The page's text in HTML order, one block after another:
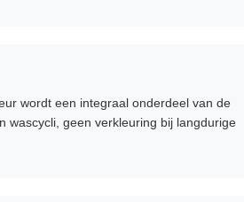
wordt een integraal onderdeel van de
wascycli, geen verkleuring bij langdurige